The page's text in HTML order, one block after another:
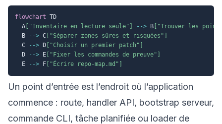
flowchart TD
  A
["Inventaire en lecture seule"] --> B ["Trouver les
  B
--> C ["Séparer zones sûres et risquées"]
  C
--> D ["Choisir un premier patch"]
  D
--> E ["Fixer les commandes de preuve"]
  E
--> F ["Écrire repo-map.md"]
Un point d’entrée est l’endroit où l’application
commence : route, handler API, bootstrap serveur,
commande CLI, tâche planifiée ou loader de